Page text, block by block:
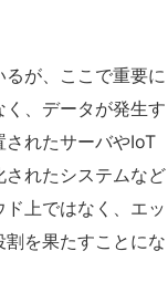
が、ここで重要に
、データが発生す
れたサーバやIoT
れたシステムなど
上ではなく、エッ
を果たすことにな